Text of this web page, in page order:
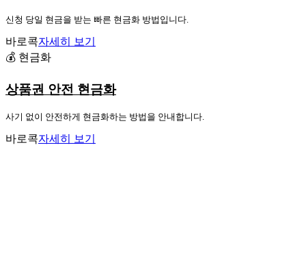
신청 당일 현금을 받는 빠른 현금화 방법입니다.
바로콕자세히 보기
💰 현금화
상품권 안전 현금화
사기 없이 안전하게 현금화하는 방법을 안내합니다.
바로콕자세히 보기